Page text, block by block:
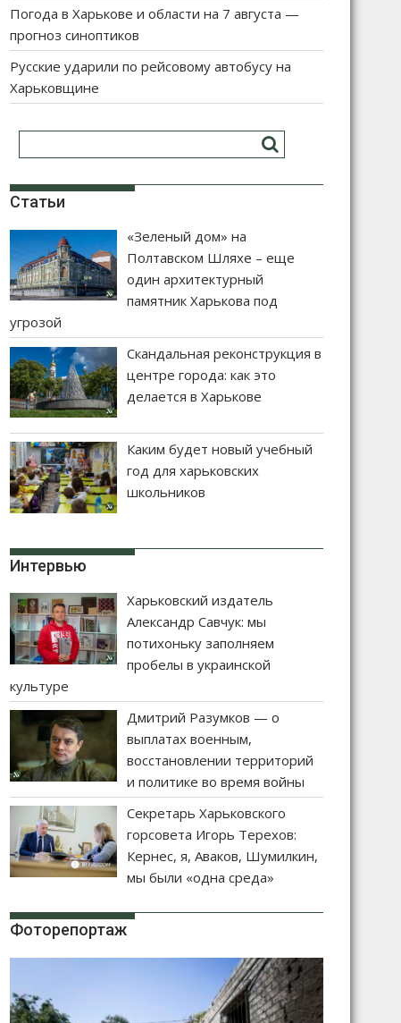
Погода в Харькове и области на 7 августа —
прогноз синоптиков
Русские ударили по рейсовому автобусу на
Харьковщине
Статьи
«Зеленый дом» на
Полтавском Шляхе – еще
один архитектурный
памятник Харькова под
угрозой
Скандальная реконструкция в
центре города: как это
делается в Харькове
Каким будет новый учебный
год для харьковских
школьников
Интервью
Харьковский издатель
Александр Савчук: мы
потихоньку заполняем
пробелы в украинской
культуре
Дмитрий Разумков — о
выплатах военным,
восстановлении территорий
и политике во время войны
Секретарь Харьковского
горсовета Игорь Терехов:
Кернес, я, Аваков, Шумилкин,
мы были «одна среда»
Фоторепортаж